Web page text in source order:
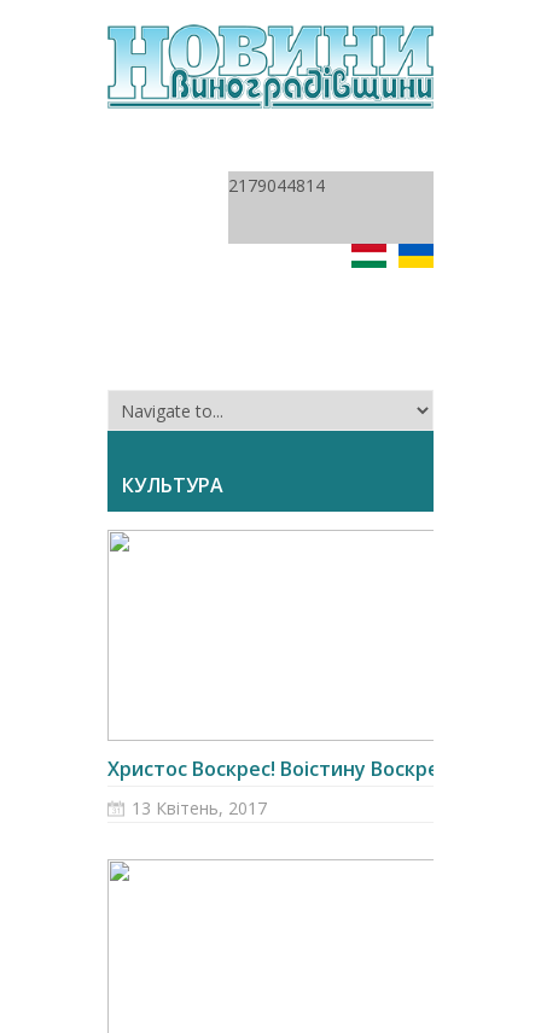
2179044814
КУЛЬТУРА
Христос Воскрес! Воістину Воскрес!...
13 Квітень, 2017